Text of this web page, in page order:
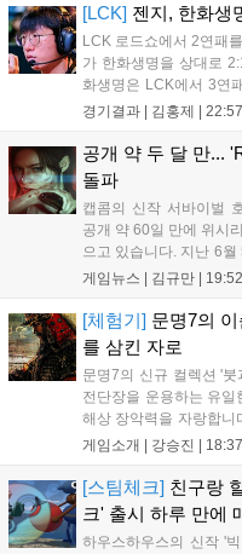
기를 이끈 그의 복귀가
지 업계의 이목이 쏠리고
[LCK] 젠지, 한화생
LCK 로드쇼에서 2연패
가 한화생명을 상대로
화생명은 LCK에서 3연
카로운 갱킹으로 '제우
따냈고, 바텀 원딜끼리
경기결과 | 김홍제 22:57
공개 약 두 달 만...
돌파
캡콤의 신작 서바이벌
공개 약 60일 만에 위시
으고 있습니다. 지난 6
개된 이 게임은 2000
예정입니다. 클레어와
기반으로 제작 중이나,
은 아직 공개되지 않았습
게임뉴스 | 김규만 19:52
[체험기] 문명7의
를 삼킨 자로
문명7의 신규 컬렉션 '
전단장을 운용하는 유
해상 장악력을 자랑합니
제적 공격 전술이 핵심
로 해안을 초토화할 수
미 히데요시와 대비되
합니다....
게임소개 | 강승진 18:37
[스팀체크] 친구랑
크' 출시 하루 만에
하우스하우스의 신작 '